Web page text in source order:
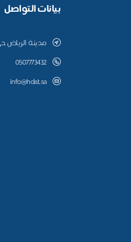
بيانات التواصل
مدينة
0507773432
info@hdat.sa